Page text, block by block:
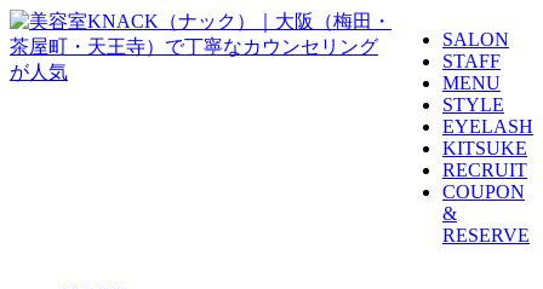
SALON
STAFF
MENU
STYLE
EYELASH
KITSUKE
RECRUIT
COUPON
&
RESERVE